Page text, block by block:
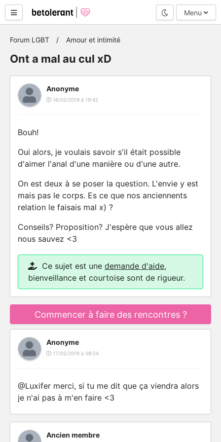
Mode nuit
Menu
Forum LGBT Amour et intimité
Ont a mal au cul xD
Anonyme
16/02/2019 à 19:42
Bouh!
Oui alors, je voulais savoir s'il était possible
d'aimer l'anal d'une manière ou d'une autre.
On est deux à se poser la question. L'envie y est
mais pas le corps. Es ce que nos anciennents
relation le faisais mal x) ?
Conseils? Proposition? J'espère que vous allez
nous sauvez <3
Ce sujet est une demande d'aide,
bienveillance et courtoise sont de rigueur.
Commencer à faire des rencontres ?
Anonyme
17/02/2019 à 09:24
@Luxifer merci, si tu me dit que ça viendra alors
je n'ai pas à m'en faire <3
Ancien membre